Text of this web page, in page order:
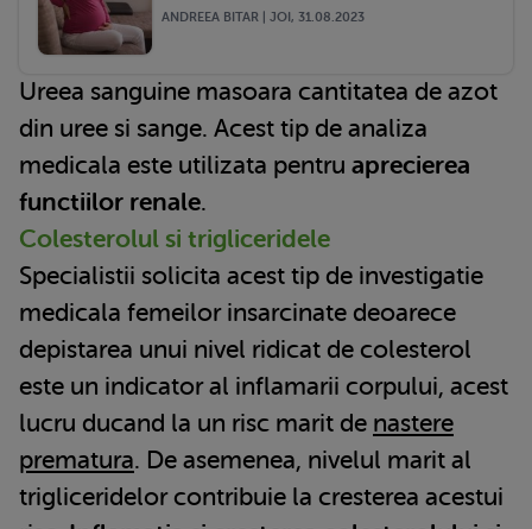
ANDREEA BITAR | JOI, 31.08.2023
Ureea sanguine masoara cantitatea de azot
din uree si sange. Acest tip de analiza
medicala este utilizata pentru aprecierea
functiilor renale.
Colesterolul si trigliceridele
Specialistii solicita acest tip de investigatie
medicala femeilor insarcinate deoarece
depistarea unui nivel ridicat de colesterol
este un indicator al inflamarii corpului, acest
lucru ducand la un risc marit de nastere
prematura. De asemenea, nivelul marit al
trigliceridelor contribuie la cresterea acestui